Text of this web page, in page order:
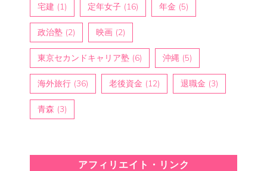
宅建 (1) 定年女子 (16) 年金 (5)
政治塾 (2) 映画 (2)
東京セカンドキャリア塾 (6) 沖縄 (5)
海外旅行 (36) 老後資金 (12) 退職金 (3)
青森 (3)
アフィリエイト・リンク